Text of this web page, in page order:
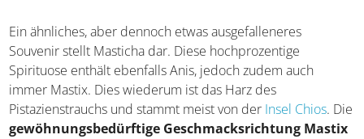
Ein ähnliches, aber dennoch etwas ausgefalleneres
Souvenir stellt Masticha dar. Diese hochprozentige
Spirituose enthält ebenfalls Anis, jedoch zudem auch
immer Mastix. Dies wiederum ist das Harz des